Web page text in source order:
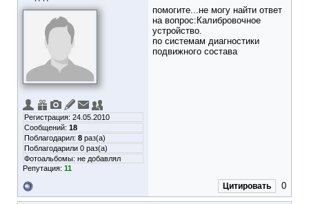
Регистрация: 24.05.2010
Сообщений: 18
Поблагодарил: 8 раз(а)
Поблагодарили 0 раз(а)
Фотоальбомы: не добавлял
Репутация: 11
помогите...не могу найти ответ
на вопрос:Калибровочное
устройство.
по системам диагностики
подвижного состава
Цитировать 0